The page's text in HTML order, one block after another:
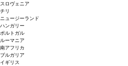
スロヴェニア
チリ
ニュージーランド
ハンガリー
ポルトガル
ルーマニア
南アフリカ
ブルガリア
イギリス